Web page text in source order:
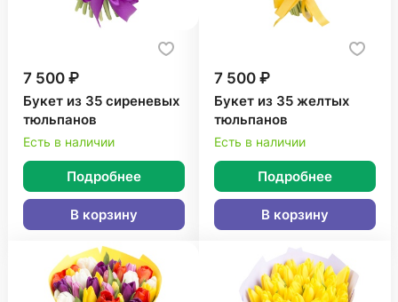
7 500 ₽
Букет из 35 сиреневых
тюльпанов
Есть в наличии
Подробнее
В корзину
7 500 ₽
Букет из 35 желтых
тюльпанов
Есть в наличии
Подробнее
В корзину